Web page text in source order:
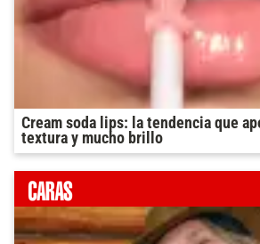
Cream soda lips: la tendencia que
textura y mucho brillo